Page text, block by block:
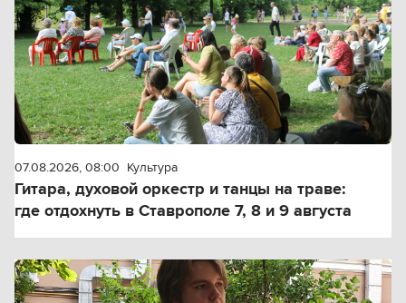
07.08.2026, 08:00 Культура
Гитара, духовой оркестр и танцы на траве:
где отдохнуть в Ставрополе 7, 8 и 9 августа